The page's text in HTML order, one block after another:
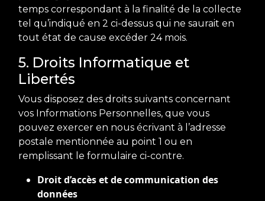
temps correspondant à la finalité de la collecte
tel qu’indiqué en 2 ci-dessus qui ne saurait en
tout état de cause excéder 24 mois.
5. Droits Informatique et
Libertés
Vous disposez des droits suivants concernant
vos Informations Personnelles, que vous
pouvez exercer en nous écrivant à l’adresse
postale mentionnée au point 1 ou en
remplissant le formulaire ci-contre.
Droit d’accès et de communication des
données